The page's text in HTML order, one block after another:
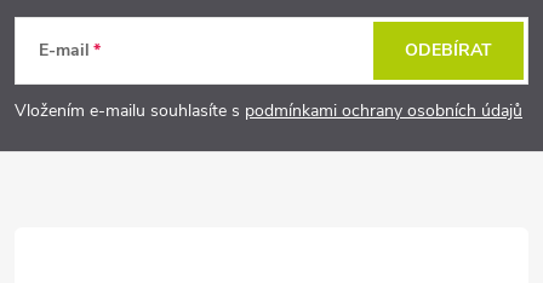
p
a
E-mail
Vložením e-mailu souhlasíte s podmínkami ochrany osobních údajů
ODEBÍRAT